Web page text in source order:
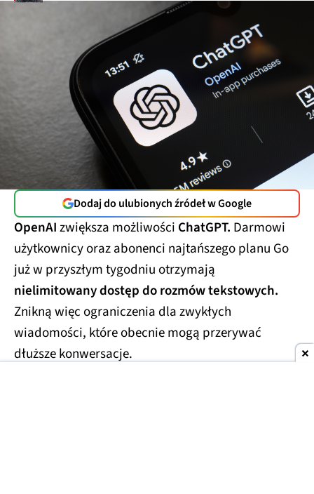
Dodaj do ulubionych źródeł w Google
OpenAIzwiększa możliwości ChatGPT. Darmowi
użytkownicy oraz abonenci najtańszego planu Go
już w przyszłym tygodniu otrzymają
nielimitowany dostęp do rozmów tekstowych.
Znikną więc ograniczenia dla zwykłych
wiadomości, które obecnie mogą przerywać
dłuższe konwersacje.